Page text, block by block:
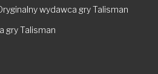
wydawca gry Talisman
gry Talisman